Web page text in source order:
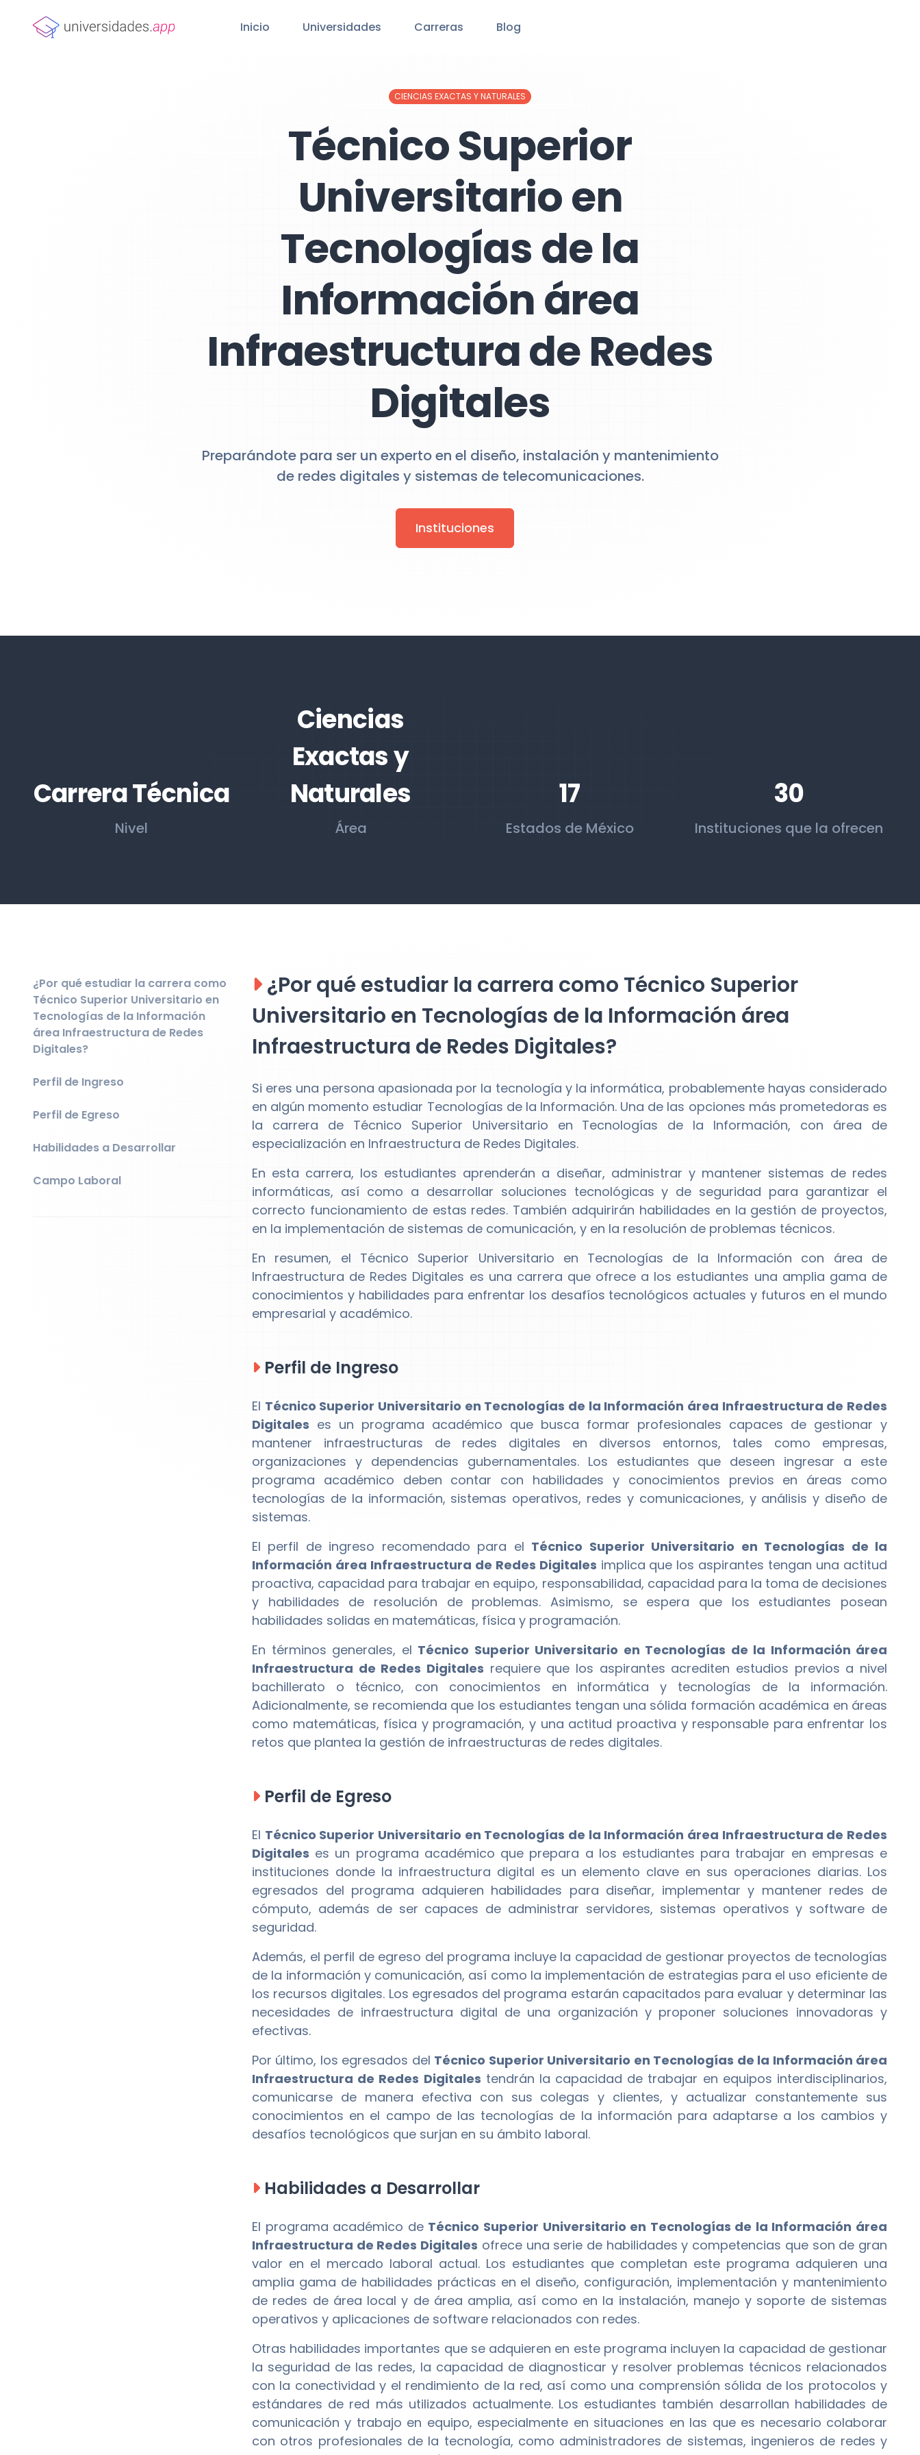
Inicio Universidades Carreras Blog
CIENCIAS EXACTAS Y NATURALES
Técnico Superior
Universitario en
Tecnologías de la
Información área
Infraestructura de Redes
Digitales
Preparándote para ser un experto en el diseño, instalación y mantenimiento
de redes digitales y sistemas de telecomunicaciones.
Instituciones
Carrera Técnica
Nivel
Ciencias
Exactas y
Naturales
Área
17
Estados de México
30
Instituciones que la ofrecen
¿Por qué estudiar la carrera como
Técnico Superior Universitario en
Tecnologías de la Información
área Infraestructura de Redes
Digitales?
Perfil de Ingreso
Perfil de Egreso
Habilidades a Desarrollar
Campo Laboral
¿Por qué estudiar la carrera como Técnico Superior
Universitario en Tecnologías de la Información área
Infraestructura de Redes Digitales?
Si eres una persona apasionada por la tecnología y la informática, probablemente hayas considerado
en algún momento estudiar Tecnologías de la Información. Una de las opciones más prometedoras es
la carrera de Técnico Superior Universitario en Tecnologías de la Información, con área de
especialización en Infraestructura de Redes Digitales.
En esta carrera, los estudiantes aprenderán a diseñar, administrar y mantener sistemas de redes
informáticas, así como a desarrollar soluciones tecnológicas y de seguridad para garantizar el
correcto funcionamiento de estas redes. También adquirirán habilidades en la gestión de proyectos,
en la implementación de sistemas de comunicación, y en la resolución de problemas técnicos.
En resumen, el Técnico Superior Universitario en Tecnologías de la Información con área de
Infraestructura de Redes Digitales es una carrera que ofrece a los estudiantes una amplia gama de
conocimientos y habilidades para enfrentar los desafíos tecnológicos actuales y futuros en el mundo
empresarial y académico.
Perfil de Ingreso
El Técnico Superior Universitario en Tecnologías de la Información área Infraestructura de Redes
Digitales es un programa académico que busca formar profesionales capaces de gestionar y
mantener infraestructuras de redes digitales en diversos entornos, tales como empresas,
organizaciones y dependencias gubernamentales. Los estudiantes que deseen ingresar a este
programa académico deben contar con habilidades y conocimientos previos en áreas como
tecnologías de la información, sistemas operativos, redes y comunicaciones, y análisis y diseño de
sistemas.
El perfil de ingreso recomendado para el Técnico Superior Universitario en Tecnologías de la
Información área Infraestructura de Redes Digitales implica que los aspirantes tengan una actitud
proactiva, capacidad para trabajar en equipo, responsabilidad, capacidad para la toma de decisiones
y habilidades de resolución de problemas. Asimismo, se espera que los estudiantes posean
habilidades solidas en matemáticas, física y programación.
En términos generales, el Técnico Superior Universitario en Tecnologías de la Información área
Infraestructura de Redes Digitales requiere que los aspirantes acrediten estudios previos a nivel
bachillerato o técnico, con conocimientos en informática y tecnologías de la información.
Adicionalmente, se recomienda que los estudiantes tengan una sólida formación académica en áreas
como matemáticas, física y programación, y una actitud proactiva y responsable para enfrentar los
retos que plantea la gestión de infraestructuras de redes digitales.
Perfil de Egreso
El Técnico Superior Universitario en Tecnologías de la Información área Infraestructura de Redes
Digitales es un programa académico que prepara a los estudiantes para trabajar en empresas e
instituciones donde la infraestructura digital es un elemento clave en sus operaciones diarias. Los
egresados del programa adquieren habilidades para diseñar, implementar y mantener redes de
cómputo, además de ser capaces de administrar servidores, sistemas operativos y software de
seguridad.
Además, el perfil de egreso del programa incluye la capacidad de gestionar proyectos de tecnologías
de la información y comunicación, así como la implementación de estrategias para el uso eficiente de
los recursos digitales. Los egresados del programa estarán capacitados para evaluar y determinar las
necesidades de infraestructura digital de una organización y proponer soluciones innovadoras y
efectivas.
Por último, los egresados del Técnico Superior Universitario en Tecnologías de la Información área
Infraestructura de Redes Digitales tendrán la capacidad de trabajar en equipos interdisciplinarios,
comunicarse de manera efectiva con sus colegas y clientes, y actualizar constantemente sus
conocimientos en el campo de las tecnologías de la información para adaptarse a los cambios y
desafíos tecnológicos que surjan en su ámbito laboral.
Habilidades a Desarrollar
El programa académico de Técnico Superior Universitario en Tecnologías de la Información área
Infraestructura de Redes Digitales ofrece una serie de habilidades y competencias que son de gran
valor en el mercado laboral actual. Los estudiantes que completan este programa adquieren una
amplia gama de habilidades prácticas en el diseño, configuración, implementación y mantenimiento
de redes de área local y de área amplia, así como en la instalación, manejo y soporte de sistemas
operativos y aplicaciones de software relacionados con redes.
Otras habilidades importantes que se adquieren en este programa incluyen la capacidad de gestionar
la seguridad de las redes, la capacidad de diagnosticar y resolver problemas técnicos relacionados
con la conectividad y el rendimiento de la red, así como una comprensión sólida de los protocolos y
estándares de red más utilizados actualmente. Los estudiantes también desarrollan habilidades de
comunicación y trabajo en equipo, especialmente en situaciones en las que es necesario colaborar
con otros profesionales de la tecnología, como administradores de sistemas, ingenieros de redes y